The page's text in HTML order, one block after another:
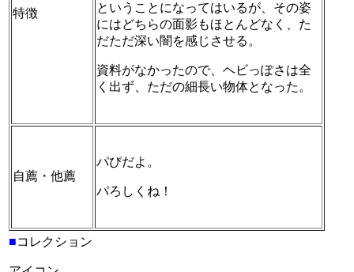
特徴
ということになってはいるが、その姿
にはどちらの面影もほとんどなく、た
だただ深い闇を感じさせる。
資料がなかったので、ヘビっぽさは全
く出ず、ただの細長い物体となった。
自薦・他薦
パびだよ。
パろしくね！
■コレクション